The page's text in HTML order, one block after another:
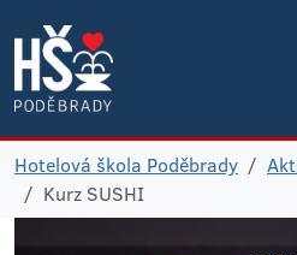
Hotelová škola Poděbrady
Kurz SUSHI